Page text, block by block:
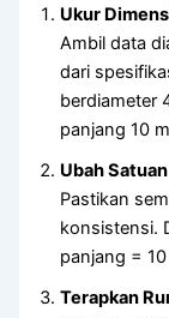
Ukur
Ambil data
dari
berdiameter
panjang 10
Ubah
Pastikan
konsistensi.
panjang =
Terapkan